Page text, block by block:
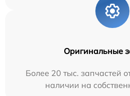
Оригинальные
Более 20 тыс. запчастей
наличии на